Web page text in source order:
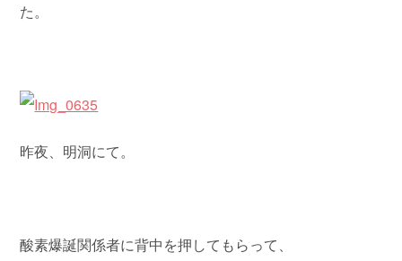
た。
昨夜、明洞にて。
酸素爆誕関係者に背中を押してもらって、